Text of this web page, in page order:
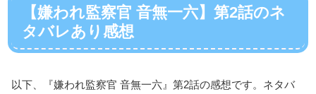
【嫌われ監察官 音無一六】第2話のネ
タバレあり感想
以下、『嫌われ監察官 音無一六』第2話の感想です。ネタバ